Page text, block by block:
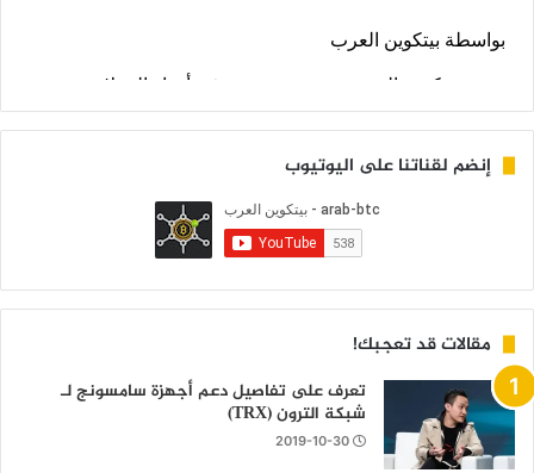
إنضم لقناتنا على اليوتيوب
مقالات قد تعجبك!
تعرف على تفاصيل دعم أجهزة سامسونج لـ
شبكة الترون (TRX)
2019-10-30